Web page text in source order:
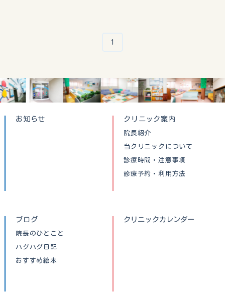
1
お知らせ クリニック案内
院長紹介
当クリニックについて
診療時間・注意事項
診療予約・利用方法
ブログ
院長のひとこと
ハグハグ日記
おすすめ絵本
クリニックカレンダー